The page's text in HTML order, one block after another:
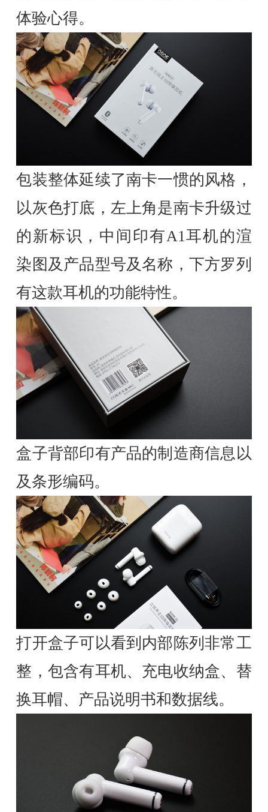
体验心得。
包装整体延续了南卡一惯的风格，
以灰色打底，左上角是南卡升级过
的新标识，中间印有A1耳机的渲
染图及产品型号及名称，下方罗列
有这款耳机的功能特性。
盒子背部印有产品的制造商信息以
及条形编码。
打开盒子可以看到内部陈列非常工
整，包含有耳机、充电收纳盒、替
换耳帽、产品说明书和数据线。